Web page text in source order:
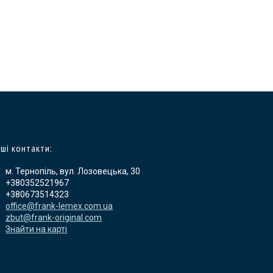
контакти:
м. Тернопіль, вул. Лозовецька, 30
+380352521967
+380673514323
office@frank-lemex.com.ua
zbut@frank-original.com
Знайти на карті